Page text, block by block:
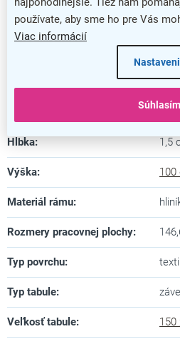
používate, aby sme ho pre Vás
Viac informácií
Súhlasím
Kategória:
5
150
Hĺbka: 1,5
Výška: 100
Materiál rámu:
Rozmery pracovnej plochy:
Typ povrchu:
Typ tabule:
Veľkosť tabule: 150